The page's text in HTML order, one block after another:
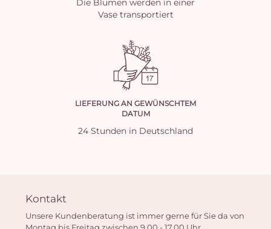
Die Blumen werden in einer
Vase transportiert
LIEFERUNG AN GEWÜNSCHTEM
DATUM
24 Stunden in Deutschland
Kontakt
Unsere Kundenberatung ist immer gerne für Sie da von
Montag bis Freitag zwischen 9.00 - 17.00 Uhr.